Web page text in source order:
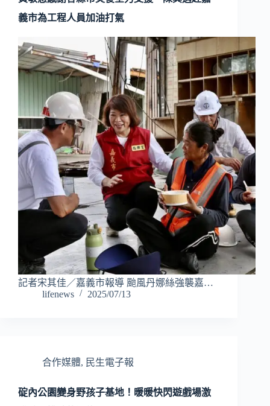
義市為工程人員加油打氣
記者宋其佳／嘉義市報導 颱風丹娜絲強襲嘉…
lifenews
2025/07/13
合作媒體, 民生電子報
碇內公園變身野孩子基地！暖暖快閃遊戲場激